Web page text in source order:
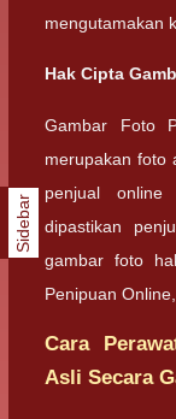
mengutamakan
Hak Cipta
Gambar Foto
merupakan foto
penjual
dipastikan
gambar foto
Penipuan
Cara
Asli Secara
Sidebar